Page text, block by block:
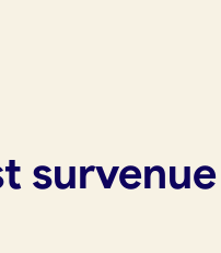
fournisseur
survenue